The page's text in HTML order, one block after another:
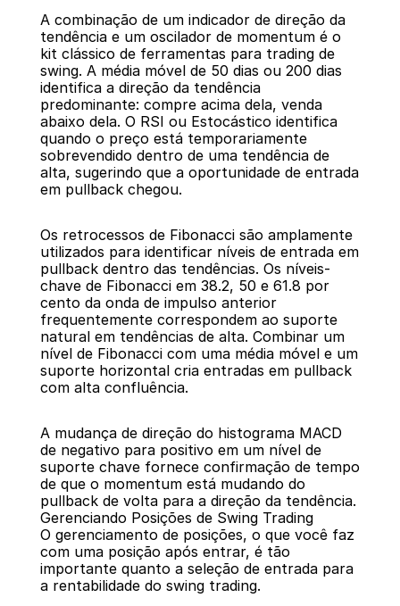
A combinação de um indicador de direção da
tendência e um oscilador de momentum é o
kit clássico de ferramentas para trading de
swing. A média móvel de 50 dias ou 200 dias
identifica a direção da tendência
predominante: compre acima dela, venda
abaixo dela. O RSI ou Estocástico identifica
quando o preço está temporariamente
sobrevendido dentro de uma tendência de
alta, sugerindo que a oportunidade de entrada
em pullback chegou.
Os retrocessos de Fibonacci são amplamente
utilizados para identificar níveis de entrada em
pullback dentro das tendências. Os níveis-
chave de Fibonacci em 38.2, 50 e 61.8 por
cento da onda de impulso anterior
frequentemente correspondem ao suporte
natural em tendências de alta. Combinar um
nível de Fibonacci com uma média móvel e um
suporte horizontal cria entradas em pullback
com alta confluência.
A mudança de direção do histograma MACD
de negativo para positivo em um nível de
suporte chave fornece confirmação de tempo
de que o momentum está mudando do
pullback de volta para a direção da tendência.
Gerenciando Posições de Swing Trading
O gerenciamento de posições, o que você faz
com uma posição após entrar, é tão
importante quanto a seleção de entrada para
a rentabilidade do swing trading.